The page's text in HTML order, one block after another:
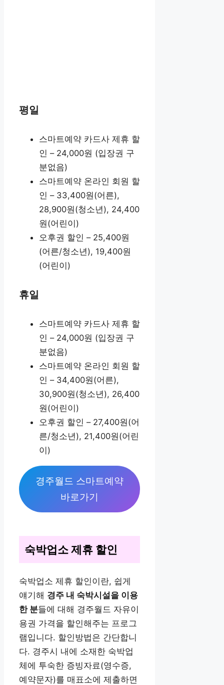
평일
스마트예약 카드사 제휴 할
인 – 24,000원 (입장권 구
분없음)
스마트예약 온라인 회원 할
인 – 33,400원(어른),
28,900원(청소년), 24,400
원(어린이)
오후권 할인 – 25,400원
(어른/청소년), 19,400원
(어린이)
휴일
스마트예약 카드사 제휴 할
인 – 24,000원 (입장권 구
분없음)
스마트예약 온라인 회원 할
인 – 34,400원(어른),
30,900원(청소년), 26,400
원(어린이)
오후권 할인 – 27,400원(어
른/청소년), 21,400원(어린
이)
경주월드 스마트예약
바로가기
숙박업소 제휴 할인
숙박업소 제휴 할인이란, 쉽게
얘기해 경주 내 숙박시설을 이용
한 분들에 대해 경주월드 자유이
용권 가격을 할인해주는 프로그
램입니다. 할인방법은 간단합니
다. 경주시 내에 소재한 숙박업
체에 투숙한 증빙자료(영수증,
예약문자)를 매표소에 제출하면